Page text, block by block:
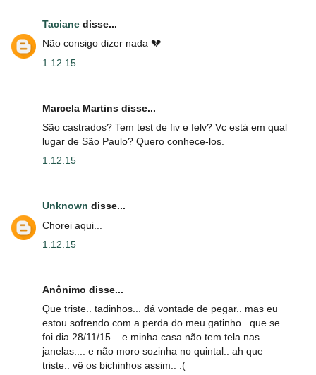
Taciane disse...
Não consigo dizer nada 💔
1.12.15
Marcela Martins disse...
São castrados? Tem test de fiv e felv? Vc está em qual
lugar de São Paulo? Quero conhece-los.
1.12.15
Unknown disse...
Chorei aqui...
1.12.15
Anônimo disse...
Que triste.. tadinhos... dá vontade de pegar.. mas eu
estou sofrendo com a perda do meu gatinho.. que se
foi dia 28/11/15... e minha casa não tem tela nas
janelas.... e não moro sozinha no quintal.. ah que
triste.. vê os bichinhos assim.. :(